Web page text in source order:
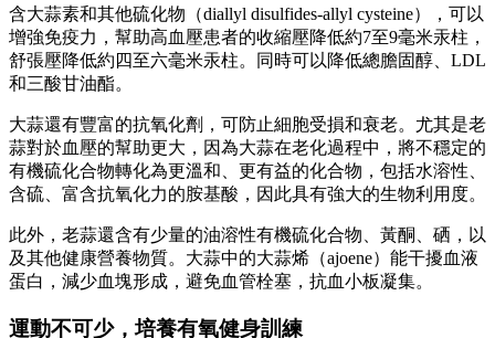
含大蒜素和其他硫化物（diallyl disulfides-allyl cysteine），可以
增強免疫力，幫助高血壓患者的收縮壓降低約7至9毫米汞柱，
舒張壓降低約四至六毫米汞柱。同時可以降低總膽固醇、LDL
和三酸甘油酯。
大蒜還有豐富的抗氧化劑，可防止細胞受損和衰老。尤其是老
蒜對於血壓的幫助更大，因為大蒜在老化過程中，將不穩定的
有機硫化合物轉化為更溫和、更有益的化合物，包括水溶性、
含硫、富含抗氧化力的胺基酸，因此具有強大的生物利用度。
此外，老蒜還含有少量的油溶性有機硫化合物、黃酮、硒，以
及其他健康營養物質。大蒜中的大蒜烯（ajoene）能干擾血液
蛋白，減少血塊形成，避免血管栓塞，抗血小板凝集。
運動不可少，培養有氧健身訓練